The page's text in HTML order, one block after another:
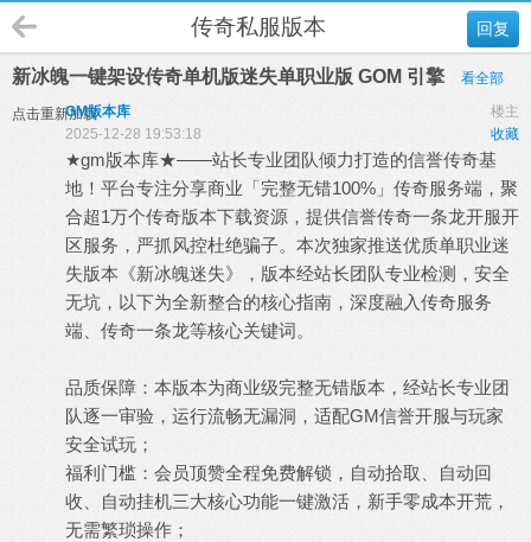
回复
传奇私服版本
新冰魄一键架设传奇单机版迷失单职业版 GOM 引擎 看全部
点击重新加载 楼主
GM版本库
收藏
2025-12-28 19:53:18
★gm版本库★——站长专业团队倾力打造的信誉传奇基
地！平台专注分享商业「完整无错100%」 传奇服务端 ，聚
合超1万个传奇版本下载资源，提供信誉传奇一条龙开服开
区服务，严抓风控杜绝骗子。本次独家推送优质单职业迷
失版本《新冰魄迷失》，版本经站长团队专业检测，安全
无坑，以下为全新整合的核心指南，深度融入传奇服务
端、传奇一条龙等核心关键词。
品质保障：本版本为商业级完整无错版本，经站长专业团
队逐一审验，运行流畅无漏洞，适配GM信誉开服与玩家
安全试玩；
福利门槛：会员顶赞全程免费解锁，自动拾取、自动回
收、自动挂机三大核心功能一键激活，新手零成本开荒，
无需繁琐操作；